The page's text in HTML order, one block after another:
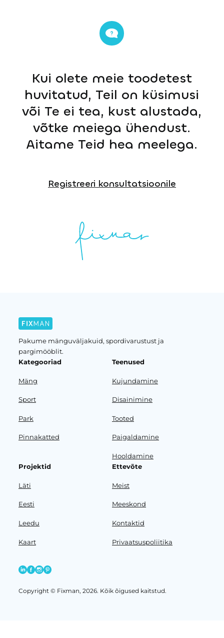
Kui olete meie toodetest
huvitatud, Teil on küsimusi
või Te ei tea, kust alustada,
võtke meiega ühendust.
Aitame Teid hea meelega.
Registreeri konsultatsioonile
Pakume mänguväljakuid, spordivarustust ja
pargimööblit.
Kategooriad
Mäng
Sport
Park
Pinnakatted
Teenused
Kujundamine
Disainimine
Tooted
Paigaldamine
Hooldamine
Projektid
Läti
Eesti
Leedu
Kaart
Ettevõte
Meist
Meeskond
Kontaktid
Privaatsuspoliitika
Copyright © Fixman, 2026. Kõik õigused kaitstud.